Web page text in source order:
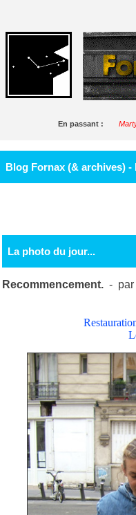
En passant :
Blog Fornax (& archives) -
La photo du jour...
Recommencement. -